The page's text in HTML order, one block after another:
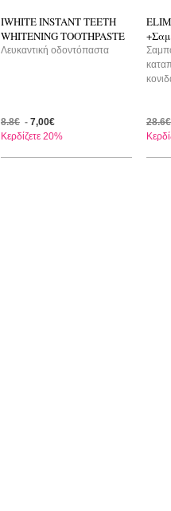
IWHITE INSTANT TEETH
WHITENING TOOTHPASTE
Λευκαντική οδοντόπαστα
8.8€ - 7,00€
Κερδίζετε 20%
28.6€